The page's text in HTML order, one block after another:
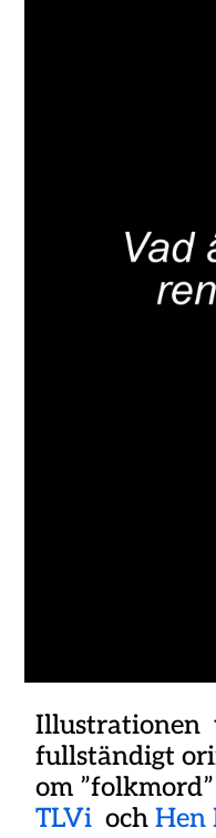
Illustrationen
fullständigt
om
TLVi ochHen